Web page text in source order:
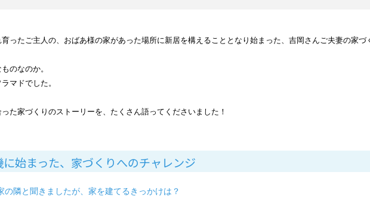
ったご主人の、おばあ様の家があった場所に新居を構えることとなり始まった、吉岡さんご夫妻の家づ
のなのか。
マドでした。
た家づくりのストーリーを、たくさん語ってくださいました！
始まった、 家づくりへのチャレンジ
隣と聞きましたが、家を建てるきっかけは？